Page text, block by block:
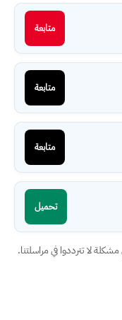
متابعة
متابعة
متابعة
تحميل
لا تترددوا في مراسلتنا.